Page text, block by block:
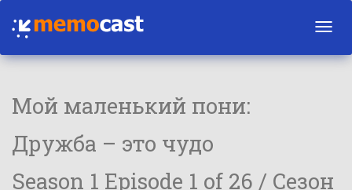
Мой маленький пони:
Дружба – это чудо
Season 1 Episode 1 of 26 / Сезон